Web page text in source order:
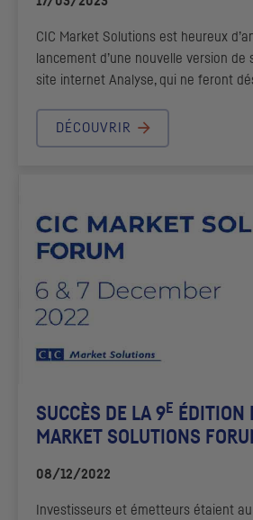
CIC Market Solutions est heureux
lancement d’une nouvelle version de
site internet Analyse, qui ne feront
DÉCOUVRIR
SUCCÈS DE LA 9E ÉDITION
MARKET SOLUTIONS
08/12/2022
Investisseurs et émetteurs étaient